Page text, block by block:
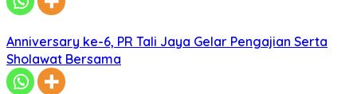
Anniversary ke-6, PR Tali Jaya Gelar Pengajian Serta
Sholawat Bersama